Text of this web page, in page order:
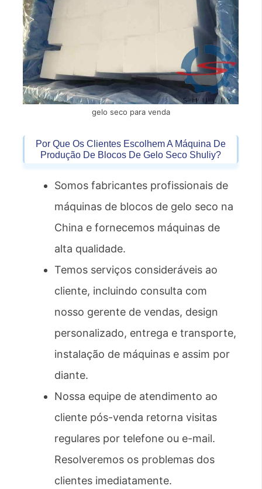
gelo seco para venda
Por Que Os Clientes Escolhem A Máquina De
Produção De Blocos De Gelo Seco Shuliy?
Somos fabricantes profissionais de
máquinas de blocos de gelo seco na
China e fornecemos máquinas de
alta qualidade.
Temos serviços consideráveis ​​ao
cliente, incluindo consulta com
nosso gerente de vendas, design
personalizado, entrega e transporte,
instalação de máquinas e assim por
diante.
Nossa equipe de atendimento ao
cliente pós-venda retorna visitas
regulares por telefone ou e-mail.
Resolveremos os problemas dos
clientes imediatamente.